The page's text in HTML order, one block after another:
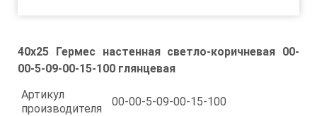
40x25 Гермес настенная светло-коричневая 00-
00-5-09-00-15-100 глянцевая
Артикул
производителя
00-00-5-09-00-15-100